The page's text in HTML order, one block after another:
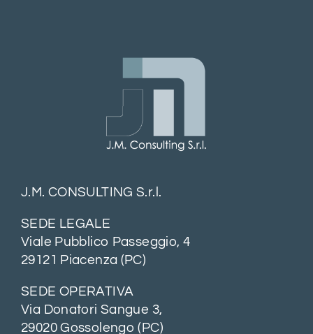
J.M. CONSULTING S.r.l.
SEDE LEGALE
Viale Pubblico Passeggio, 4
29121 Piacenza (PC)
SEDE OPERATIVA
Via Donatori Sangue 3,
29020 Gossolengo (PC)